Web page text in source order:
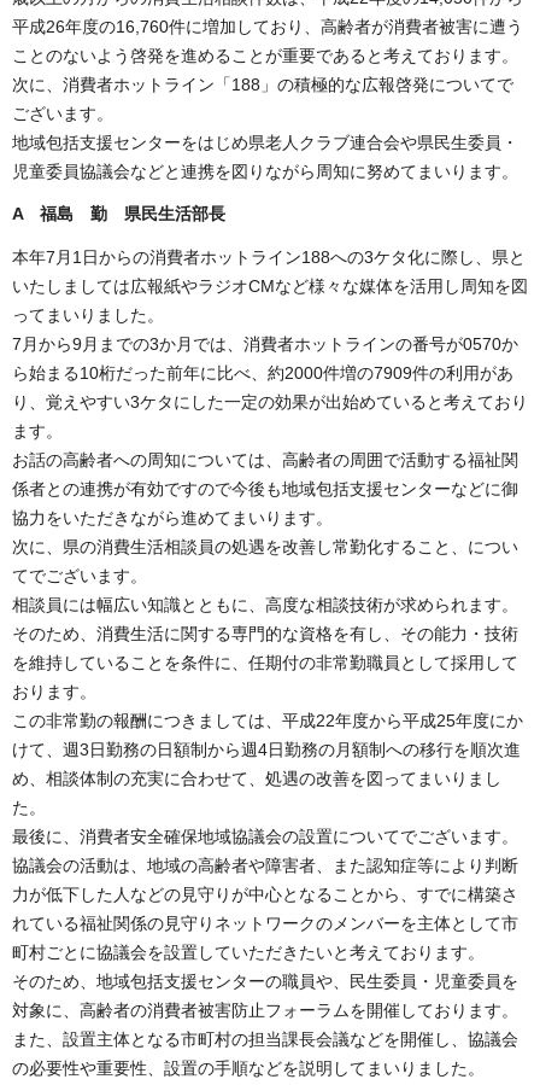
平成26年度の16,760件に増加しており、高齢者が消費者被害に遭う
ことのないよう啓発を進めることが重要であると考えております。
次に、消費者ホットライン「188」の積極的な広報啓発についてで
ございます。
地域包括支援センターをはじめ県老人クラブ連合会や県民生委員・
児童委員協議会などと連携を図りながら周知に努めてまいります。
A 福島 勤 県民生活部長
本年7月1日からの消費者ホットライン188への3ケタ化に際し、県と
いたしましては広報紙やラジオCMなど様々な媒体を活用し周知を図
ってまいりました。
7月から9月までの3か月では、消費者ホットラインの番号が0570か
ら始まる10桁だった前年に比べ、約2000件増の7909件の利用があ
り、覚えやすい3ケタにした一定の効果が出始めていると考えており
ます。
お話の高齢者への周知については、高齢者の周囲で活動する福祉関
係者との連携が有効ですので今後も地域包括支援センターなどに御
協力をいただきながら進めてまいります。
次に、県の消費生活相談員の処遇を改善し常勤化すること、につい
てでございます。
相談員には幅広い知識とともに、高度な相談技術が求められます。
そのため、消費生活に関する専門的な資格を有し、その能力・技術
を維持していることを条件に、任期付の非常勤職員として採用して
おります。
この非常勤の報酬につきましては、平成22年度から平成25年度にか
けて、週3日勤務の日額制から週4日勤務の月額制への移行を順次進
め、相談体制の充実に合わせて、処遇の改善を図ってまいりまし
た。
最後に、消費者安全確保地域協議会の設置についてでございます。
協議会の活動は、地域の高齢者や障害者、また認知症等により判断
力が低下した人などの見守りが中心となることから、すでに構築さ
れている福祉関係の見守りネットワークのメンバーを主体として市
町村ごとに協議会を設置していただきたいと考えております。
そのため、地域包括支援センターの職員や、民生委員・児童委員を
対象に、高齢者の消費者被害防止フォーラムを開催しております。
また、設置主体となる市町村の担当課長会議などを開催し、協議会
の必要性や重要性、設置の手順などを説明してまいりました。